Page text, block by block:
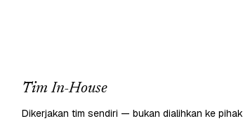
Tim In-House
Dikerjakan tim sendiri — bukan dialihkan ke pihak